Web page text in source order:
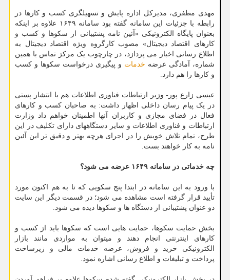
مهدی مظفری، مدیرکل اداره پایش و تسهیلگری کسب و کارها در
رابطه با جزئیات این سامانه گفته بود سامانه ۱۶۴۹ علاوه بر اینکه
بعنوان پایگاه الکترونیکی «آئین نامه پشتیبانی از سکوها و کسب و
کارهای اقتصاد دیجیتال» مصوب کارگروه ویژه اقتصاد دیجیتال به
اطلاع رسانی اخبار می پردازد، در چارچوب یک مرکز تماس با همین
شماره، آمادگی عرضه خدمات و پیگیری درخواست سکوها و کسب
و کارها را هم دارد.
عیسی زارع پور- وزیر ارتباطات فناوری اطلاعات هم با انتشار پستی
در یک پیام رسان داخلی اظهار داشت: به صاحبان کسب و کارهای
فعال در فضای مجازی و کاربران آنها اطمینان خواهم داد وزارت
ارتباطات و فناوری اطلاعات و سایر دستگاههای دارای تکلیف در این
طرح، تمام تلاش خویش را در اجرای هرچه بهتر و دقیق تر این آئین
نامه به کار خواهند بست.
چه خدماتی در سامانه ۱۶۴۹ عرضه می شود؟
با ورود به این سامانه در ابتدا پنج سکویی که تا به هم اکنون مورد
تأیید قرار گرفته است مشاهده می شود؛ در قسمت دیگر این سایت
دو عنوان پشتیبانی از دستگاه ها و سکوها دیده می شود.
بخش حمایت سکوها، حمایت هایی است که سکوها باید از کسب و
کارهای اینترنتی انجام دهند و میتوان به مواردی مانند بازار
الکترونیکی خرید و فروش، عرضه خدمات مالی و زیرساخت
پرداخت و تبلیغات و اطلاع رسانی اشاره نمود.